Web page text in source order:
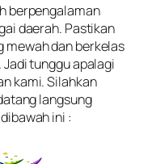
berpengalaman
daerah. Pastikan
mewah dan berkelas
tunggu apalagi
kami. Silahkan
langsung
ini :